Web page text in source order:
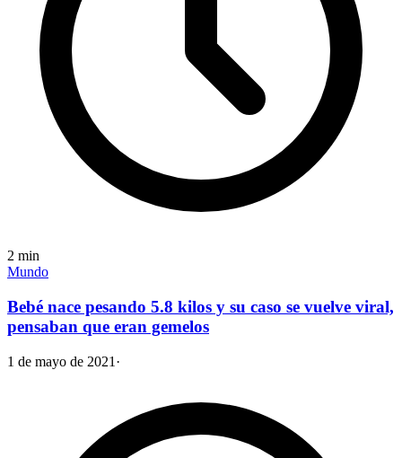
2 min
Mundo
Bebé nace pesando 5.8 kilos y su caso se vuelve viral,
pensaban que eran gemelos
1 de mayo de 2021 ·